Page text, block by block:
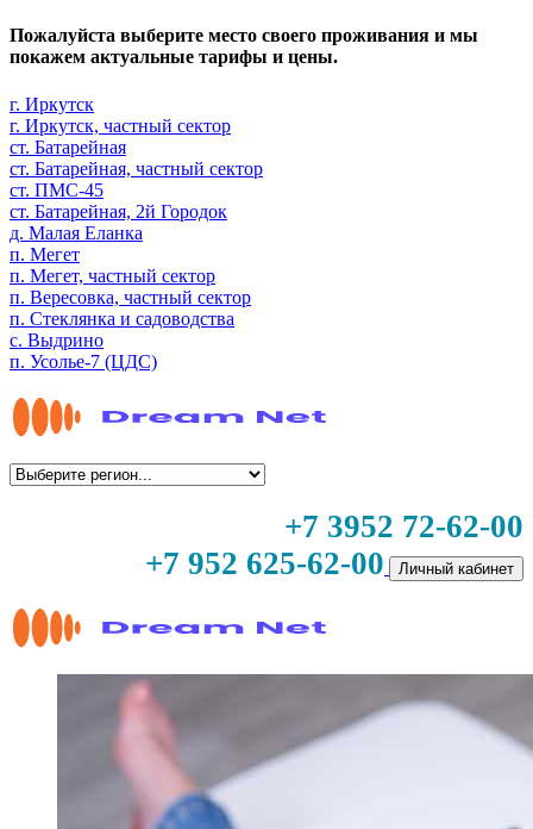
Пожалуйста выберите место своего проживания и мы
покажем актуальные тарифы и цены.
г. Иркутск
г. Иркутск, частный сектор
ст. Батарейная
ст. Батарейная, частный сектор
ст. ПМС-45
ст. Батарейная, 2й Городок
д. Малая Еланка
п. Мегет
п. Мегет, частный сектор
п. Вересовка, частный сектор
п. Стеклянка и садоводства
с. Выдрино
п. Усолье-7 (ЦДС)
+7 3952 72-62-00
+7 952 625-62-00
Личный кабинет